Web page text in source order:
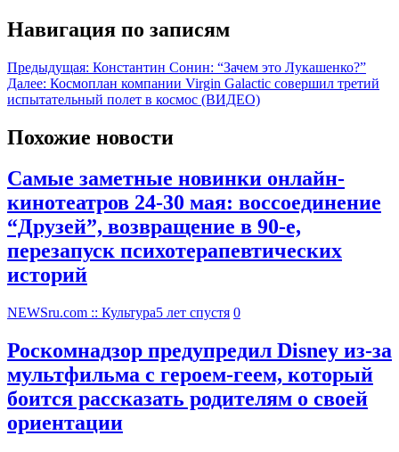
Навигация по записям
Предыдущая: Константин Сонин: “Зачем это Лукашенко?”
Далее: Космоплан компании Virgin Galactic совершил третий
испытательный полет в космос (ВИДЕО)
Похожие новости
Самые заметные новинки онлайн-
кинотеатров 24-30 мая: воссоединение
“Друзей”, возвращение в 90-е,
перезапуск психотерапевтических
историй
NEWSru.com :: Культура5 лет спустя 0
Роскомнадзор предупредил Disney из-за
мультфильма c героем-геем, который
боится рассказать родителям о своей
ориентации